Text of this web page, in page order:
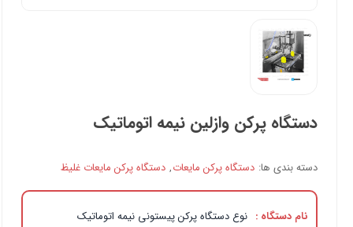
دستگاه پرکن وازلین نیمه اتوماتیک
دسته بندی ها: دستگاه پرکن مایعات, دستگاه پرکن مایعات غلیظ
نام دستگاه : نوع دستگاه پرکن پیستونی نیمه اتوماتیک